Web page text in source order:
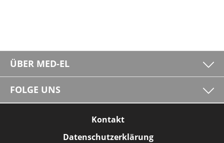
ÜBER MED-EL
FOLGE UNS
Kontakt
Datenschutzerklärung